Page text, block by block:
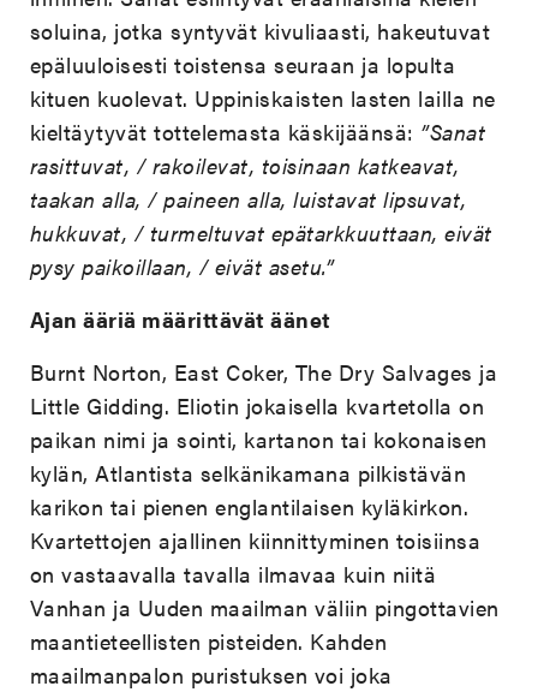
soluina, jotka syntyvät kivuliaasti, hakeutuvat
epäluuloisesti toistensa seuraan ja lopulta
kituen kuolevat. Uppiniskaisten lasten lailla ne
kieltäytyvät tottelemasta käskijäänsä: ”Sanat
rasittuvat, / rakoilevat, toisinaan katkeavat,
taakan alla, / paineen alla, luistavat lipsuvat,
hukkuvat, / turmeltuvat epätarkkuuttaan, eivät
pysy paikoillaan, / eivät asetu.”
Ajan ääriä määrittävät äänet
Burnt Norton, East Coker, The Dry Salvages ja
Little Gidding. Eliotin jokaisella kvartetolla on
paikan nimi ja sointi, kartanon tai kokonaisen
kylän, Atlantista selkänikamana pilkistävän
karikon tai pienen englantilaisen kyläkirkon.
Kvartettojen ajallinen kiinnittyminen toisiinsa
on vastaavalla tavalla ilmavaa kuin niitä
Vanhan ja Uuden maailman väliin pingottavien
maantieteellisten pisteiden. Kahden
maailmanpalon puristuksen voi joka